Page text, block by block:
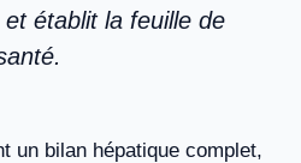
établit la feuille de
un bilan hépatique complet,